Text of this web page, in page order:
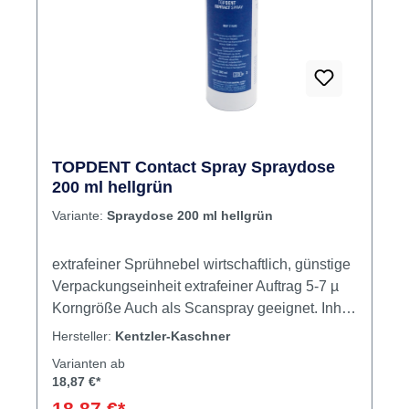
TOPDENT Contact Spray Spraydose
200 ml hellgrün
Variante: Spraydose 200 ml hellgrün
extrafeiner Sprühnebel wirtschaftlich, günstige
Verpackungseinheit extrafeiner Auftrag 5-7 µ
Korngröße Auch als Scanspray geeignet. Inhalt
Contact Spray
Hersteller: Kentzler-Kaschner
Varianten ab
18,87 €*